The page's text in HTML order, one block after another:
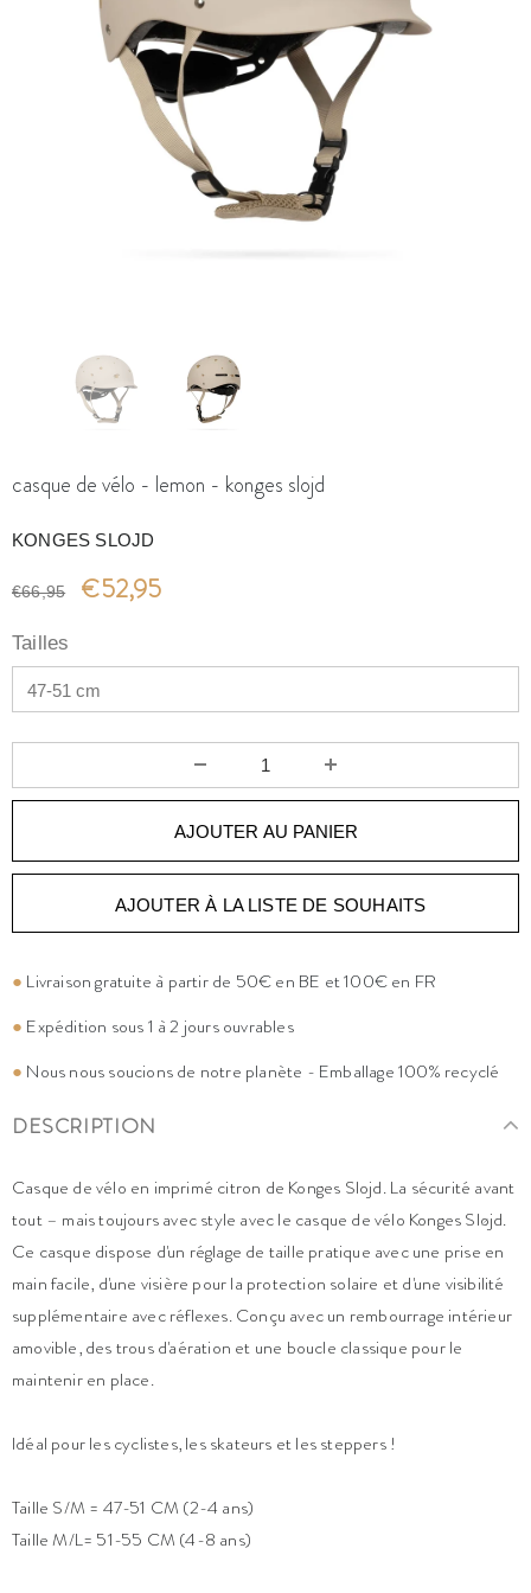
casque de vélo - lemon - konges slojd
KONGES SLOJD
€66,95 €52,95
Tailles
AJOUTER À LA LISTE DE SOUHAITS
● Livraison gratuite à partir de 50€ en BE et 100€ en FR
● Expédition sous 1 à 2 jours ouvrables
● Nous nous soucions de notre planète - Emballage 100% recyclé
DESCRIPTION
Casque de vélo en imprimé citron de Konges Slojd. La sécurité avant
tout – mais toujours avec style avec le casque de vélo Konges Sløjd.
Ce casque dispose d'un réglage de taille pratique avec une prise en
main facile, d'une visière pour la protection solaire et d'une visibilité
supplémentaire avec réflexes. Conçu avec un rembourrage intérieur
amovible, des trous d'aération et une boucle classique pour le
maintenir en place.
Idéal pour les cyclistes, les skateurs et les steppers !
Taille S/M = 47-51 CM (2-4 ans)
Taille M/L= 51-55 CM (4-8 ans)